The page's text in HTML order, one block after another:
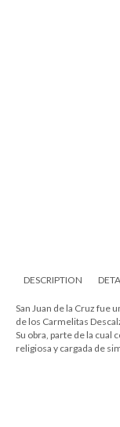
DESCRIPTION
San Juan de la Cruz fue
de los Carmelitas
Su obra, parte de la cual
religiosa y cargada de